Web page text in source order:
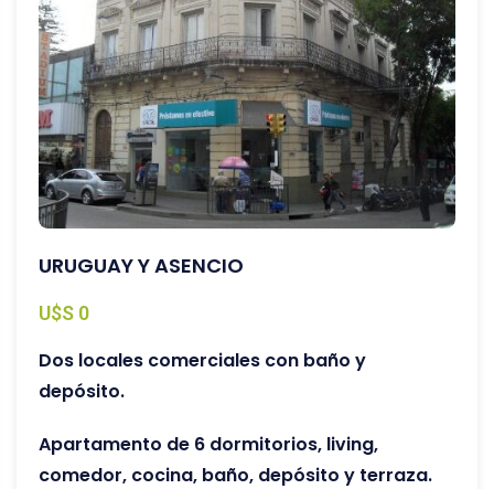
URUGUAY Y ASENCIO
U$S 0
Dos locales comerciales con baño y
depósito.
Apartamento de 6 dormitorios, living,
comedor, cocina, baño, depósito y terraza.